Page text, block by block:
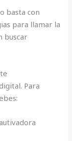
basta con
para llamar la
buscar
Para